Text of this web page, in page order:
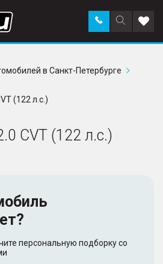
Поиск
по
Заказать
звонок в
в Санкт-Петербурге
(122 л.с.)
CVT (122 л.с.)
персональную подборку со